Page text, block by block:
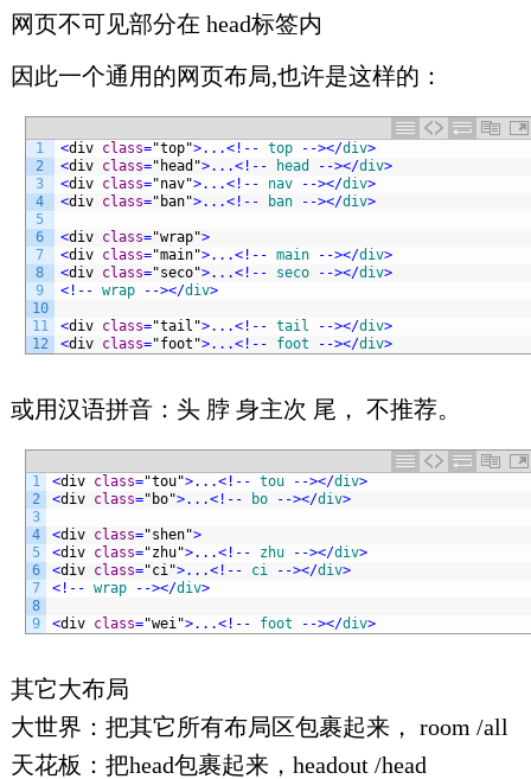
网页不可见部分在 head标签内
因此一个通用的网页布局,也许是这样的：
1
2
3
4
5
6
7
8
9
10
11
12
<div class="top">. . .<! -- top --></div>
<div class="head">. . .<! -- head --></div>
<div class="nav">. . .<! -- nav --></div>
<div class="ban">. . .<! -- ban --></div>
<div class="wrap">
<div class="main">. . .<! -- main --></div>
<div class="seco">. . .<! -- seco --></div>
<! -- wrap --></div>
<div class="tail">. . .<! -- tail --></div>
<div class="foot">. . .<! -- foot --></div>
或用汉语拼音：头 脖 身主次 尾， 不推荐。
1
2
3
4
5
6
7
8
9
<div class="tou">. . .<! -- tou --></div>
<div class="bo">. . .<! -- bo --></div>
<div class="shen">
<div class="zhu">. . .<! -- zhu --></div>
<div class="ci">. . .<! -- ci --></div>
<! -- wrap --></div>
<div class="wei">. . .<! -- foot --></div>
其它大布局
大世界：把其它所有布局区包裹起来， room /all
天花板：把head包裹起来，headout /head